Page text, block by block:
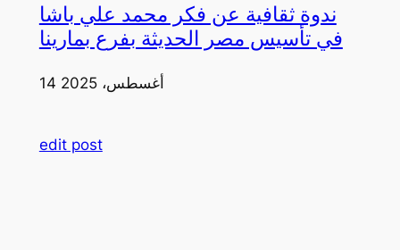
ندوة ثقافية عن فكر محمد علي باشا
في تأسيس مصر الحديثة بفرع بمارينا
14 أغسطس، 2025
edit post